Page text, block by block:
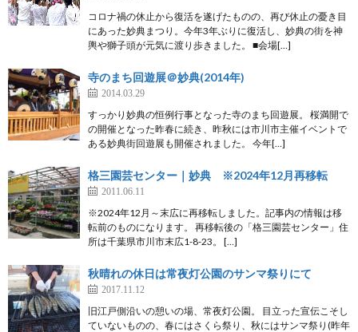
コロナ禍の休止から復活を遂げたものの、再び休止の憂き目
にあった妙典まつり。今年3年ぶりに復活し、妙典の街を神
輿や獅子頭が元気に渡り歩きました。 ■会場[…]
寺のまち回遊展＠妙典(2014年)
2014.03.29
すっかり妙典の恒例行事となった寺のまち回遊展。 桜満開で
の開催となった昨春に続き、昨秋には市川市主催イベントで
ある妙典街回遊展も開催されました。 今年[…]
格三園芸センター｜妙典 ※2024年12月再移転
2011.06.11
※2024年12月～末広に再移転しました。記事内の情報は移
転前のものになります。 再移転後の「格三園芸センター」住
所は千葉県市川市末広1-8-23。 […]
秋晴れの休日は常夜灯公園のサンマ祭りにて
2017.11.12
旧江戸側沿いの憩いの場、常夜灯公園。 目立った宣伝こそし
ていないものの、春にはさくら祭り、秋にはサンマ祭り(昨年